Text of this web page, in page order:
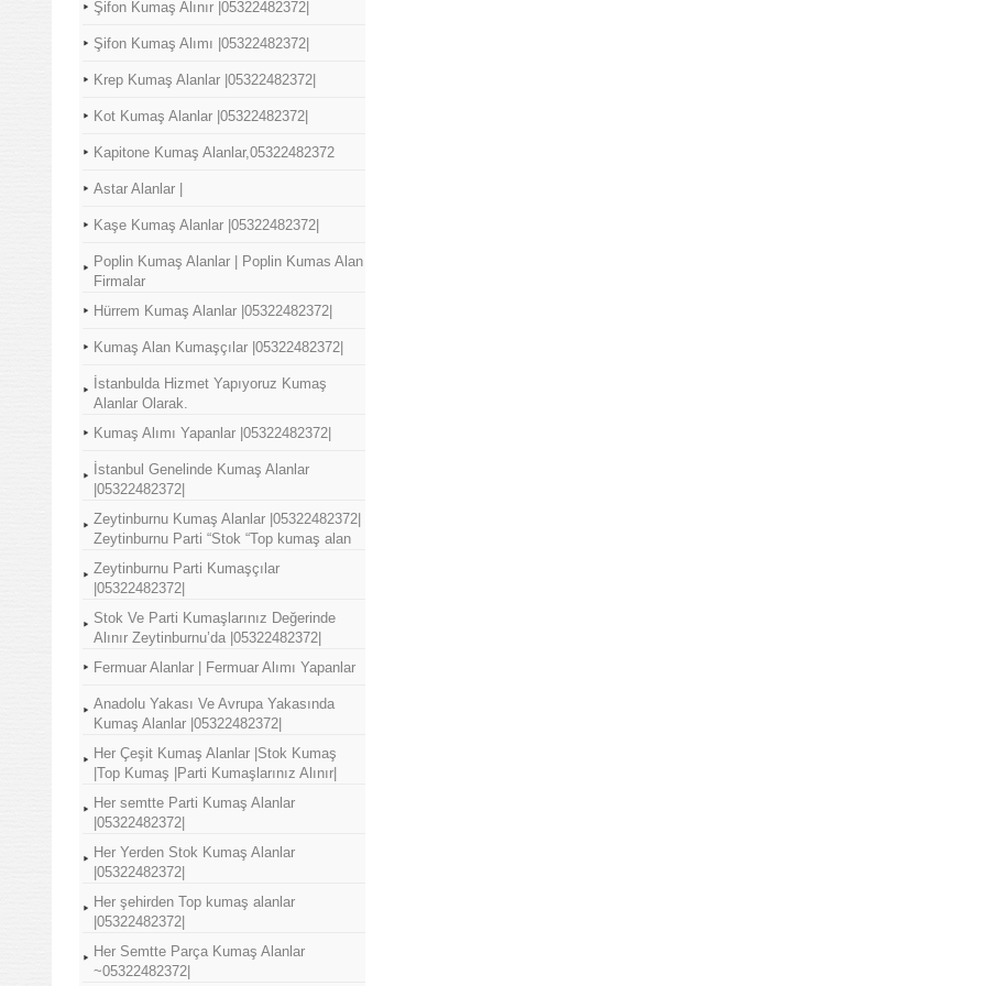
Şifon Kumaş Alınır |05322482372|
Şifon Kumaş Alımı |05322482372|
Krep Kumaş Alanlar |05322482372|
Kot Kumaş Alanlar |05322482372|
Kapitone Kumaş Alanlar,05322482372
Astar Alanlar |
Kaşe Kumaş Alanlar |05322482372|
Poplin Kumaş Alanlar | Poplin Kumas Alan
Firmalar
Hürrem Kumaş Alanlar |05322482372|
Kumaş Alan Kumaşçılar |05322482372|
İstanbulda Hizmet Yapıyoruz Kumaş
Alanlar Olarak.
Kumaş Alımı Yapanlar |05322482372|
İstanbul Genelinde Kumaş Alanlar
|05322482372|
Zeytinburnu Kumaş Alanlar |05322482372|
Zeytinburnu Parti “Stok “Top kumaş alan
Zeytinburnu Parti Kumaşçılar
|05322482372|
Stok Ve Parti Kumaşlarınız Değerinde
Alınır Zeytinburnu’da |05322482372|
Fermuar Alanlar | Fermuar Alımı Yapanlar
Anadolu Yakası Ve Avrupa Yakasında
Kumaş Alanlar |05322482372|
Her Çeşit Kumaş Alanlar |Stok Kumaş
|Top Kumaş |Parti Kumaşlarınız Alınır|
Her semtte Parti Kumaş Alanlar
|05322482372|
Her Yerden Stok Kumaş Alanlar
|05322482372|
Her şehirden Top kumaş alanlar
|05322482372|
Her Semtte Parça Kumaş Alanlar
~05322482372|